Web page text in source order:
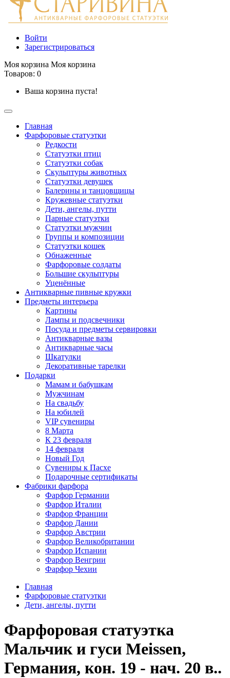
Войти
Зарегистрироваться
Моя корзина Моя корзина
Товаров: 0
Ваша корзина пуста!
Главная
Фарфоровые статуэтки
Редкости
Cтатуэтки птиц
Cтатуэтки собак
Скульптуры животных
Статуэтки девушек
Балерины и танцовщицы
Кружевные статуэтки
Дети, ангелы, путти
Парные статуэтки
Статуэтки мужчин
Группы и композиции
Статуэтки кошек
Обнаженные
Фарфоровые солдаты
Большие скульптуры
Уценённые
Антикварные пивные кружки
Предметы интерьера
Картины
Лампы и подсвечники
Посуда и предметы сервировки
Антикварные вазы
Антикварные часы
Шкатулки
Декоративные тарелки
Подарки
Мамам и бабушкам
Мужчинам
На свадьбу
На юбилей
VIP сувениры
8 Марта
К 23 февраля
14 февраля
Новый Год
Сувениры к Пасхе
Подарочные сертификаты
Фабрики фарфора
Фарфор Германии
Фарфор Италии
Фарфор Франции
Фарфор Дании
Фарфор Австрии
Фарфор Великобритании
Фарфор Испании
Фарфор Венгрии
Фарфор Чехии
Главная
Фарфоровые статуэтки
Дети, ангелы, путти
Фарфоровая статуэтка
Мальчик и гуси Meissen,
Германия, кон. 19 - нач. 20 в..